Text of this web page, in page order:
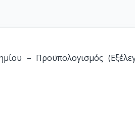
– Προϋπολογισμός